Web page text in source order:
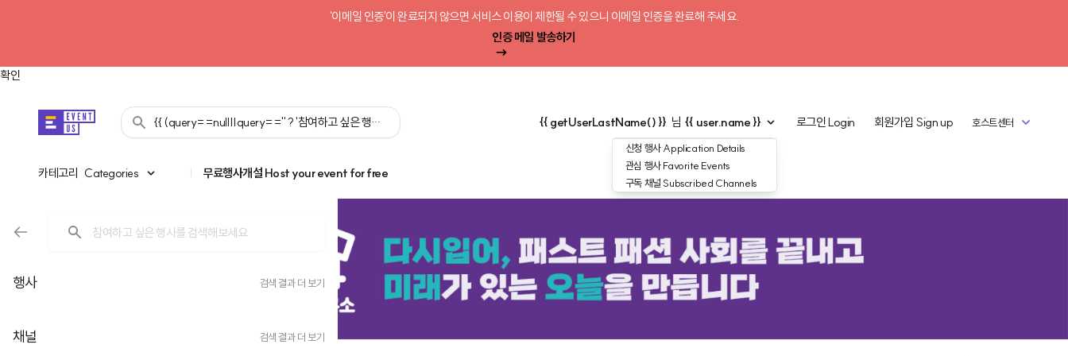
'이메일 인증'이 완료되지 않으면 서비스 이용이 제한될 수 있으니 이메일 인증을 완료해 주세요.
인증 메일 발송하기
확인
{{ (query==null||query=='' ? '참여하고 싶은 행사를 검색해 보세요':query) }} {{ getUserLastName() }} 님 {{ user.name }}
신청 행사Application Details
관심 행사Favorite Events
구독 채널 Subscribed Channels
로그인Login 회원가입 Sign up 호스트센터
카테고리 Categories
카테고리 | 무료행사개설 Host your event for free
행사 검색 결과 더 보기
채널 검색 결과 더 보기